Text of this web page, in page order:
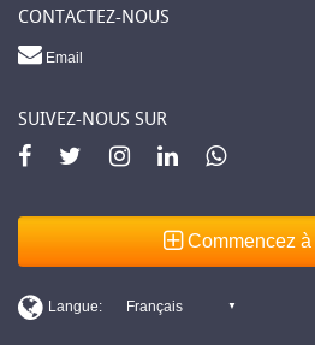
CONTACTEZ-NOUS
Email
SUIVEZ-NOUS SUR
Commencez à